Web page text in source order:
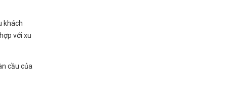
khách
với xu
cầu của